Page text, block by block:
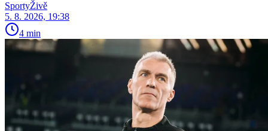
SportyŽivě
5. 8. 2026, 19:38
4 min